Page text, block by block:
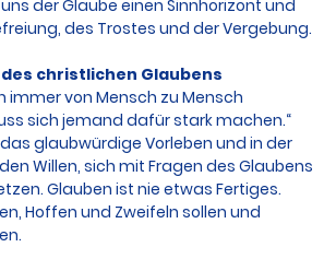
der Glaube einen Sinnhorizont und
des Trostes und der Vergebung.
christlichen Glaubens
immer von Mensch zu Mensch
sich jemand dafür stark machen.“
glaubwürdige Vorleben und in der
Willen, sich mit Fragen des Glaubens
Glauben ist nie etwas Fertiges.
Hoffen und Zweifeln sollen und